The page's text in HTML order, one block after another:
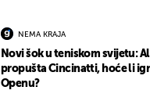
NEMA KRAJA
Novi šok u teniskom svijetu:
propušta Cincinatti, hoće li
Openu?